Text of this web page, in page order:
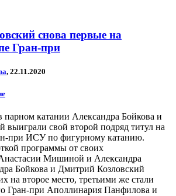
снова первые на
Гран-при
, 22.11.2020
катании Александра Бойкова и
выиграли свой второй подряд титул на
при ИСУ по фигурному катанию.
программы от своих
Мишиной и Александра
Бойкова и Дмитрий Козловский
на второе место, третьими же стали
Гран-при Аполлинария Панфилова и